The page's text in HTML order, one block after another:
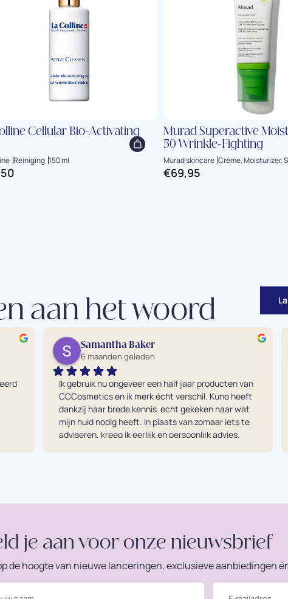
Cellular Bio-Activating
Reiniging 150 ml
Murad Superactive
50 Wrinkle-Fighting
Murad skincare Crème, Moisturizer,
€69,95
aan het woord
Samantha Baker
6 maanden geleden
Ik gebruik nu ongeveer een half jaar producten van
CCCosmetics en ik merk écht verschil. Kuno heeft
dankzij haar brede kennis  echt gekeken naar wat
mijn huid nodig heeft. In plaats van zomaar iets te
adviseren, kreeg ik eerlijk en persoonlijk advies,
je aan voor onze nieuwsbrief
de hoogte van nieuwe lanceringen, exclusieve aanbiedingen